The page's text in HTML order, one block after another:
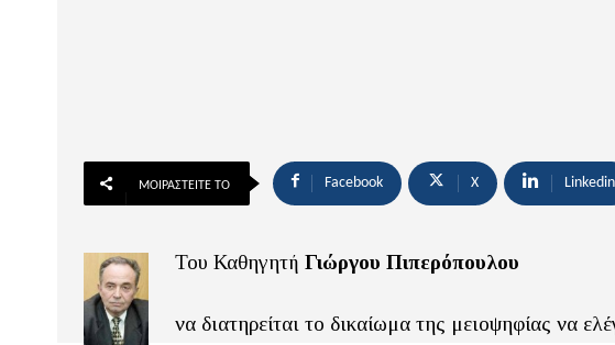
ΜΟΙΡΑΣΤΕΊΤΕ ΤΟ Facebook X Linkedin
Του Καθηγητή Γιώργου Πιπερόπουλου
να διατηρείται το δικαίωμα της μειοψηφίας να